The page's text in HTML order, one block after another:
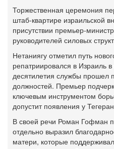
Торжественная церемония
штаб-квартире израильской
присутствии премьер-
руководителей силовых
Нетаниягу отметил путь
репатриировался в Израиль
десятилетия службы прошел
должностей. Премьер
ключевым инструментом
допустит появления у
В своей речи Роман Гофман
отдельно выразил
матери, которые